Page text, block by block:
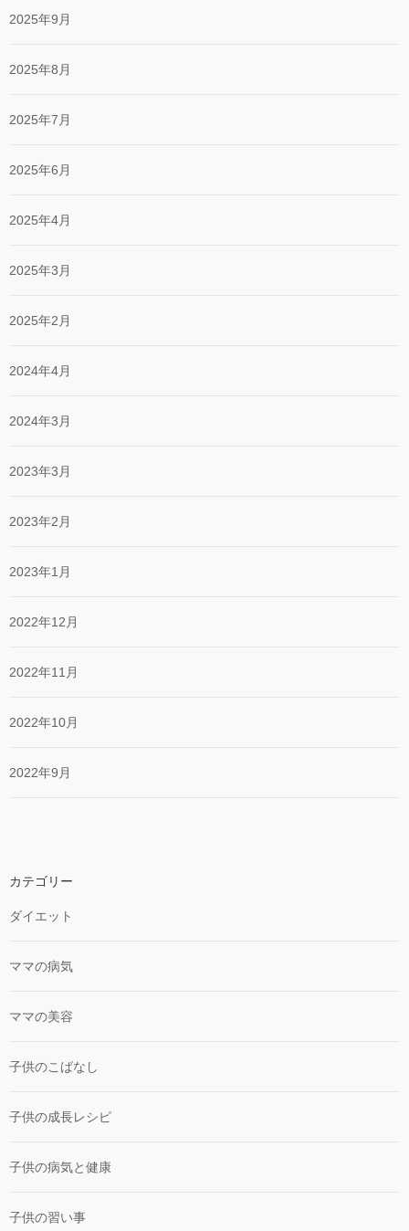
2025年9月
2025年8月
2025年7月
2025年6月
2025年4月
2025年3月
2025年2月
2024年4月
2024年3月
2023年3月
2023年2月
2023年1月
2022年12月
2022年11月
2022年10月
2022年9月
カテゴリー
ダイエット
ママの病気
ママの美容
子供のこばなし
子供の成長レシピ
子供の病気と健康
子供の習い事